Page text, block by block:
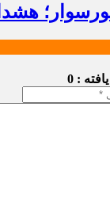
: 0